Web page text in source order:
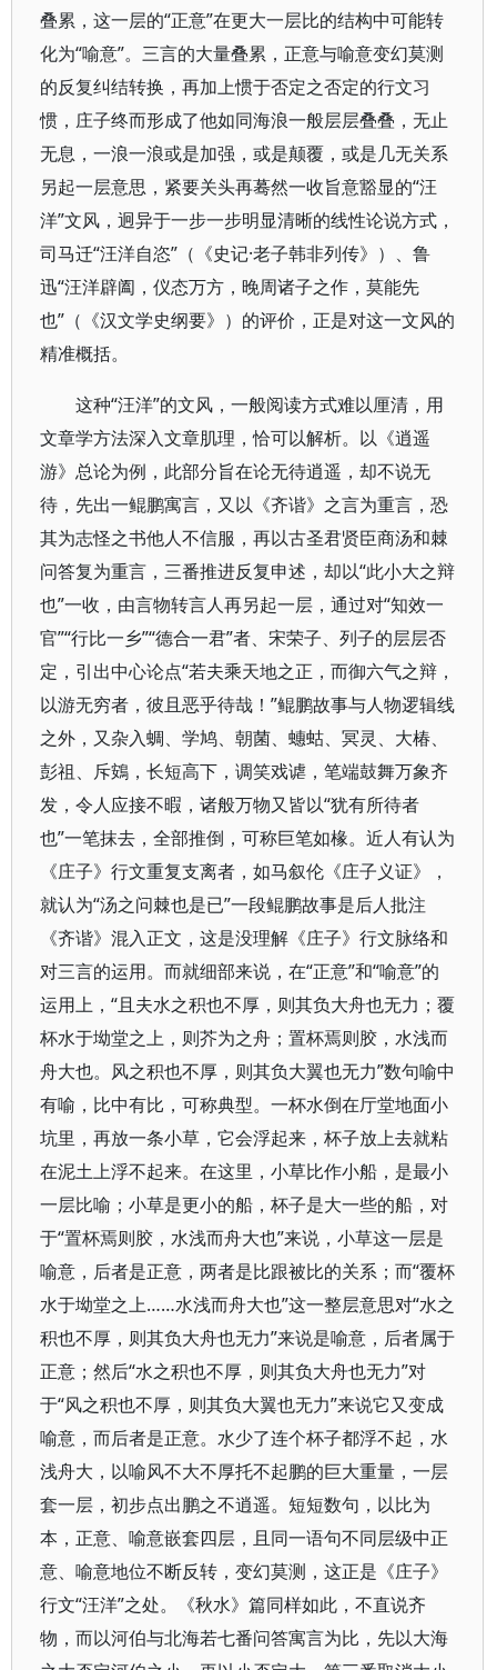
叠累，这一层的“正意”在更大一层比的结构中可能转
化为“喻意”。三言的大量叠累，正意与喻意变幻莫测
的反复纠结转换，再加上惯于否定之否定的行文习
惯，庄子终而形成了他如同海浪一般层层叠叠，无止
无息，一浪一浪或是加强，或是颠覆，或是几无关系
另起一层意思，紧要关头再蓦然一收旨意豁显的“汪
洋”文风，迥异于一步一步明显清晰的线性论说方式，
司马迁“汪洋自恣”（《史记·老子韩非列传》）、鲁
迅“汪洋辟阖，仪态万方，晚周诸子之作，莫能先
也”（《汉文学史纲要》）的评价，正是对这一文风的
精准概括。
这种“汪洋”的文风，一般阅读方式难以厘清，用
文章学方法深入文章肌理，恰可以解析。以《逍遥
游》总论为例，此部分旨在论无待逍遥，却不说无
待，先出一鲲鹏寓言，又以《齐谐》之言为重言，恐
其为志怪之书他人不信服，再以古圣君贤臣商汤和棘
问答复为重言，三番推进反复申述，却以“此小大之辩
也”一收，由言物转言人再另起一层，通过对“知效一
官”“行比一乡”“德合一君”者、宋荣子、列子的层层否
定，引出中心论点“若夫乘天地之正，而御六气之辩，
以游无穷者，彼且恶乎待哉！”鲲鹏故事与人物逻辑线
之外，又杂入蜩、学鸠、朝菌、蟪蛄、冥灵、大椿、
彭祖、斥鴳，长短高下，调笑戏谑，笔端鼓舞万象齐
发，令人应接不暇，诸般万物又皆以“犹有所待者
也”一笔抹去，全部推倒，可称巨笔如椽。近人有认为
《庄子》行文重复支离者，如马叙伦《庄子义证》，
就认为“汤之问棘也是已”一段鲲鹏故事是后人批注
《齐谐》混入正文，这是没理解《庄子》行文脉络和
对三言的运用。而就细部来说，在“正意”和“喻意”的
运用上，“且夫水之积也不厚，则其负大舟也无力；覆
杯水于坳堂之上，则芥为之舟；置杯焉则胶，水浅而
舟大也。风之积也不厚，则其负大翼也无力”数句喻中
有喻，比中有比，可称典型。一杯水倒在厅堂地面小
坑里，再放一条小草，它会浮起来，杯子放上去就粘
在泥土上浮不起来。在这里，小草比作小船，是最小
一层比喻；小草是更小的船，杯子是大一些的船，对
于“置杯焉则胶，水浅而舟大也”来说，小草这一层是
喻意，后者是正意，两者是比跟被比的关系；而“覆杯
水于坳堂之上……水浅而舟大也”这一整层意思对“水之
积也不厚，则其负大舟也无力”来说是喻意，后者属于
正意；然后“水之积也不厚，则其负大舟也无力”对
于“风之积也不厚，则其负大翼也无力”来说它又变成
喻意，而后者是正意。水少了连个杯子都浮不起，水
浅舟大，以喻风不大不厚托不起鹏的巨大重量，一层
套一层，初步点出鹏之不逍遥。短短数句，以比为
本，正意、喻意嵌套四层，且同一语句不同层级中正
意、喻意地位不断反转，变幻莫测，这正是《庄子》
行文“汪洋”之处。《秋水》篇同样如此，不直说齐
物，而以河伯与北海若七番问答寓言为比，先以大海